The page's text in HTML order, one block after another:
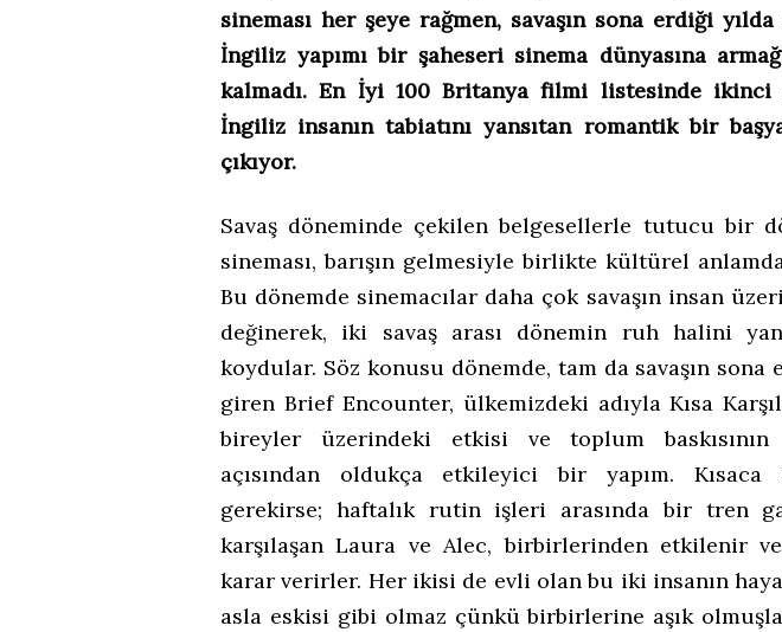
sineması her şeye rağmen, savaşın sona erdiği
İngiliz yapımı bir şaheseri sinema dünyasına
kalmadı. En İyi 100 Britanya filmi listesinde ikinci
İngiliz insanın tabiatını yansıtan romantik bir
çıkıyor.
Savaş döneminde çekilen belgesellerle tutucu bir
sineması, barışın gelmesiyle birlikte kültürel
Bu dönemde sinemacılar daha çok savaşın insan
değinerek, iki savaş arası dönemin ruh halini
koydular. Söz konusu dönemde, tam da savaşın sona
giren Brief Encounter, ülkemizdeki adıyla Kısa
bireyler üzerindeki etkisi ve toplum baskısının
açısından oldukça etkileyici bir yapım. Kısaca
gerekirse; haftalık rutin işleri arasında bir tren
karşılaşan Laura ve Alec, birbirlerinden etkilenir
karar verirler. Her ikisi de evli olan bu iki insanın
asla eskisi gibi olmaz çünkü birbirlerine aşık